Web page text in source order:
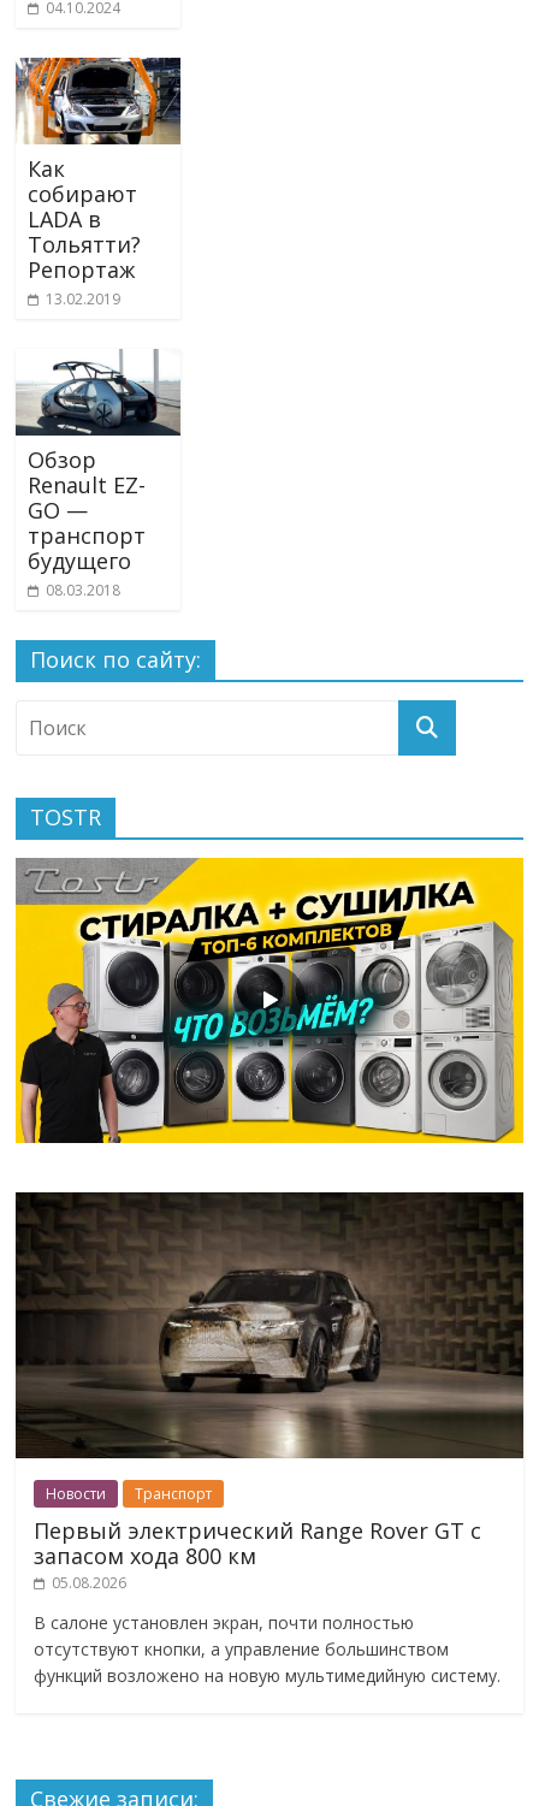
04.10.2024
Как
собирают
LADA в
Тольятти?
Репортаж
13.02.2019
Обзор
Renault EZ-
GO —
транспорт
будущего
08.03.2018
Поиск по сайту:
TOSTR
Новости Транспорт
Первый электрический Range Rover GT с
запасом хода 800 км
05.08.2026
В салоне установлен экран, почти полностью
отсутствуют кнопки, а управление большинством
функций возложено на новую мультимедийную систему.
Свежие записи: